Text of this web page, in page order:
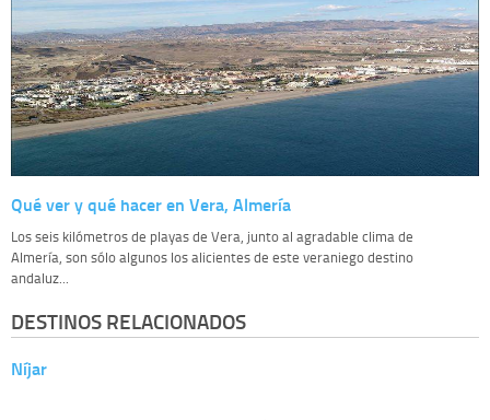
Qué ver y qué hacer en Vera, Almería
Los seis kilómetros de playas de Vera, junto al agradable clima de
Almería, son sólo algunos los alicientes de este veraniego destino
andaluz...
DESTINOS RELACIONADOS
Níjar